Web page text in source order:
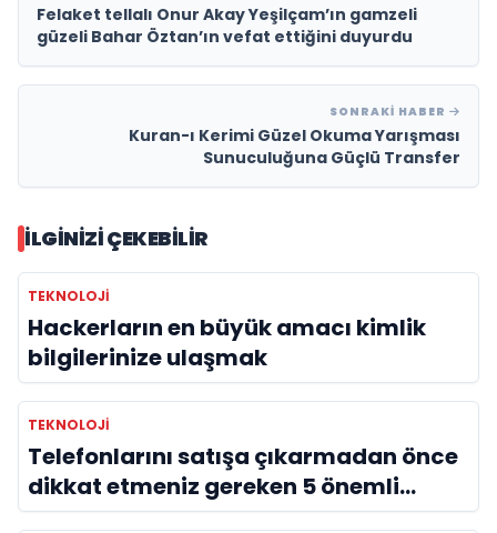
Felaket tellalı Onur Akay Yeşilçam’ın gamzeli
güzeli Bahar Öztan’ın vefat ettiğini duyurdu
SONRAKI HABER
Kuran-ı Kerimi Güzel Okuma Yarışması
Sunuculuğuna Güçlü Transfer
İLGINIZI ÇEKEBILIR
TEKNOLOJI
Hackerların en büyük amacı kimlik
bilgilerinize ulaşmak
TEKNOLOJI
Telefonlarını satışa çıkarmadan önce
dikkat etmeniz gereken 5 önemli
detay!